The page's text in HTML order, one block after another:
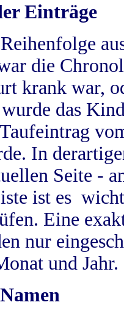
Einträge
die
krank war,
das
In
Seite -
ist es
Eine
nur
und Jahr.